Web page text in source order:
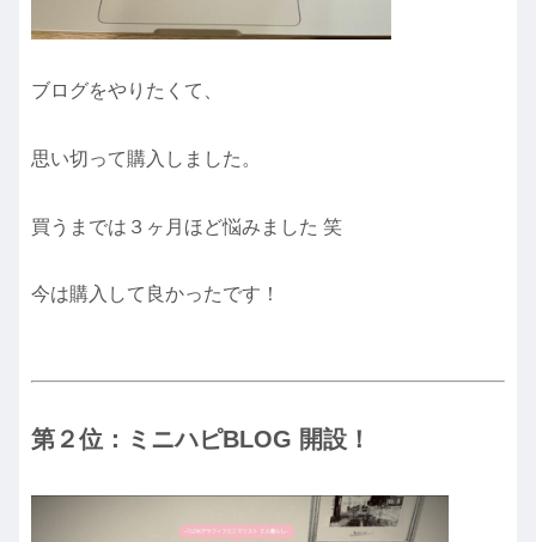
ブログをやりたくて、
思い切って購入しました。
買うまでは３ヶ月ほど悩みました 笑
今は購入して良かったです！
第２位：ミニハピBLOG 開設！